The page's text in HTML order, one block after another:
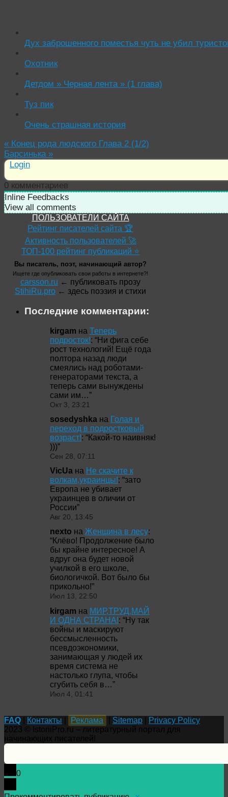
Дух заброшенного поместья чуть не убил
Охотник
Детдом » Черная лента » (1 глава)
Туз пик
Очень страшная история
« Конец рода людского Глава 2 (1/2)
Барсинька »
Login
0 комментариев
Inline Feedbacks
View all comments
ПОЛЬЗОВАТЕЛИ САЙТА
Рейтинг писателей сайта 🏆
Активность пользователей 🚀
ТОП-100 рейтинг публикаций ⭐
Вы писатель, поэт, начинающий автор?
Ищете где опубликовать свои работы в интернете?!
carsson.ru ← публиковать прозу
StihiRu.pro ← здесь поэзия и стихи
Последние комментарии:
kirgam на Теперь
подросток!: “Ни фига себе
рост технологий! Ещё года
полтора назад люди
смеялись над роботами-
генераторами текста, а
теперь сами вынуждены
сами им…”
Окт 3, 23:21
sosedyshka на Голая и
переход в подростковый
возраст!: “Какой-то наивняк!
)))”
Сен 28, 07:11
VicUa на Не скачите к
волкам,украинцы!: “зато
Европа не убивает
украинцев в оличии от
России”
Авг 20, 13:45
nexto на Женщина в лесу:
“Клёво! Продолжение было
бы крайне интересное! А
вдруг она будет новой
училкой в его школе,
биологичкой. Вот было бы
прикольно!”
Июл 13, 22:50
kirgam на МИР,ТРУД,МАЙ
И ОДНА СТРАНА!: “Ну так
войны и маскируют
бессмысленность
псевдоэкономики,
занимающая у людей их
время система не
настолько глупа, чтобы
сгубить себя в…”
Июл 4, 01:41
FAQ Контакты Реклама Sitemap
Privacy Policy
0